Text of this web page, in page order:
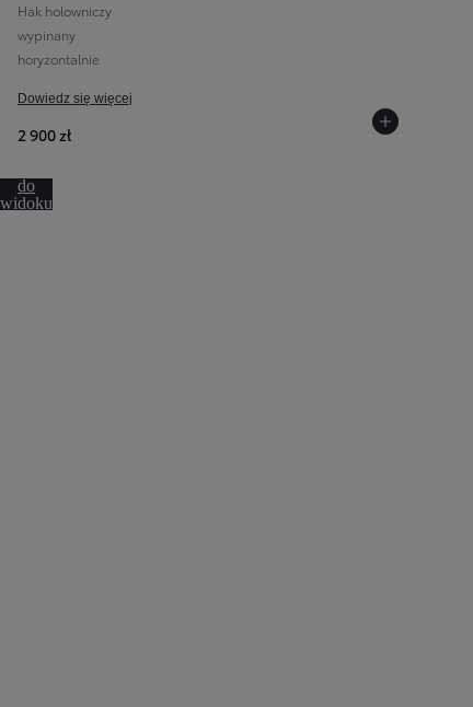
Hak holowniczy
wypinany
horyzontalnie
Dowiedz się więcej
2 900 zł
do
widoku